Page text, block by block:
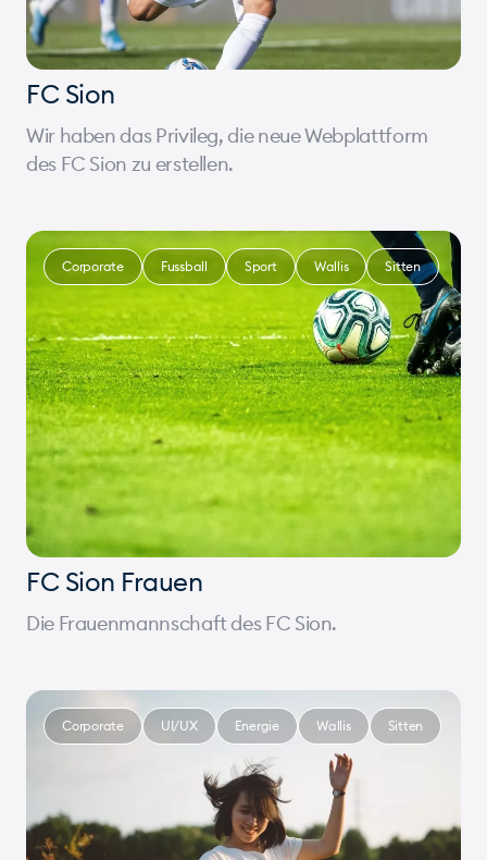
FC Sion
Wir haben das Privileg, die neue Webplattform
des FC Sion zu erstellen.
FC Sion Frauen
Die Frauenmannschaft des FC Sion.
Corporate Fussball Sport Wallis Sitten
Corporate UI/UX Energie Wallis Sitten